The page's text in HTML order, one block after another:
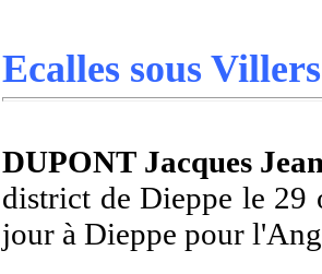
Ecalles sous Villers
DUPONT Jacques
district de Dieppe le 29
jour à Dieppe pour